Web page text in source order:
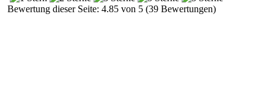
Bewertung dieser Seite: 4.85 von 5 (39 Bewertungen)